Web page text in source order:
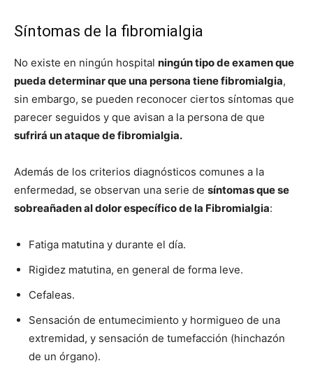
Síntomas de la fibromialgia
No existe en ningún hospital ningún tipo de examen que
pueda determinar que una persona tiene fibromialgia,
sin embargo, se pueden reconocer ciertos síntomas que
parecer seguidos y que avisan a la persona de que
sufrirá un ataque de fibromialgia.
Además de los criterios diagnósticos comunes a la
enfermedad, se observan una serie de sí­ntomas que se
sobreañaden al dolor especí­fico de la Fibromialgia:
Fatiga matutina y durante el dí­a.
Rigidez matutina, en general de forma leve.
Cefaleas.
Sensación de entumecimiento y hormigueo de una
extremidad, y sensación de tumefacción (hinchazón
de un órgano).